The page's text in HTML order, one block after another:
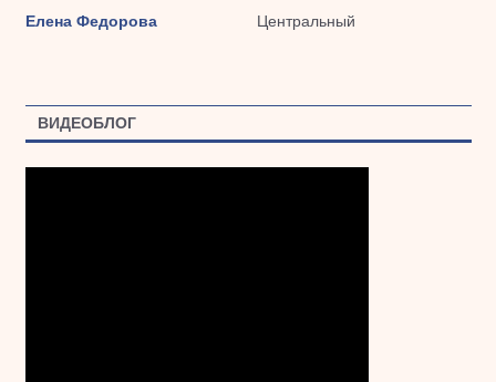
Елена Федорова Центральный
ВИДЕОБЛОГ